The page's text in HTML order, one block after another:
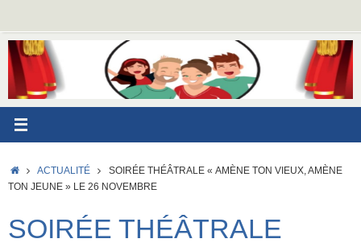
contenu
ACCUEIL
ACTUALITÉ
SOIRÉE THÉÂTRALE « AMÈNE TON VIEUX, AMÈNE
TON JEUNE » LE 26 NOVEMBRE
SOIRÉE THÉÂTRALE